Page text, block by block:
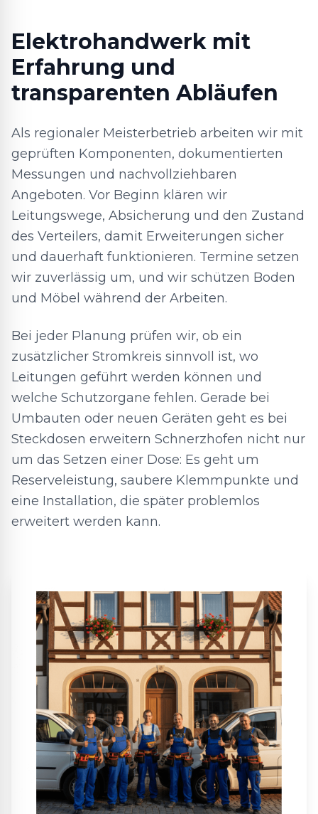
Elektrohandwerk mit
Erfahrung und
transparenten Abläufen
Als regionaler Meisterbetrieb arbeiten wir mit
geprüften Komponenten, dokumentierten
Messungen und nachvollziehbaren
Angeboten. Vor Beginn klären wir
Leitungswege, Absicherung und den Zustand
des Verteilers, damit Erweiterungen sicher
und dauerhaft funktionieren. Termine setzen
wir zuverlässig um, und wir schützen Boden
und Möbel während der Arbeiten.
Bei jeder Planung prüfen wir, ob ein
zusätzlicher Stromkreis sinnvoll ist, wo
Leitungen geführt werden können und
welche Schutzorgane fehlen. Gerade bei
Umbauten oder neuen Geräten geht es bei
Steckdosen erweitern Schnerzhofen nicht nur
um das Setzen einer Dose: Es geht um
Reserveleistung, saubere Klemmpunkte und
eine Installation, die später problemlos
erweitert werden kann.